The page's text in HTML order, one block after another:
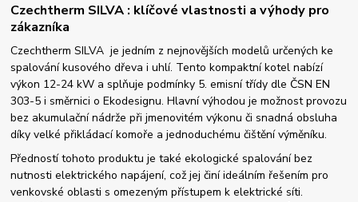
Czechtherm SILVA : klíčové vlastnosti a výhody pro
zákazníka
Czechtherm SILVA je jedním z nejnovějších modelů určených ke
spalování kusového dřeva i uhlí. Tento kompaktní kotel nabízí
výkon 12-24 kW a splňuje podmínky 5. emisní třídy dle ČSN EN
303-5 i směrnici o Ekodesignu. Hlavní výhodou je možnost provozu
bez akumulační nádrže při jmenovitém výkonu či snadná obsluha
díky velké přikládací komoře a jednoduchému čištění výměníku.
Předností tohoto produktu je také ekologické spalování bez
nutnosti elektrického napájení, což jej činí ideálním řešením pro
venkovské oblasti s omezeným přístupem k elektrické síti.